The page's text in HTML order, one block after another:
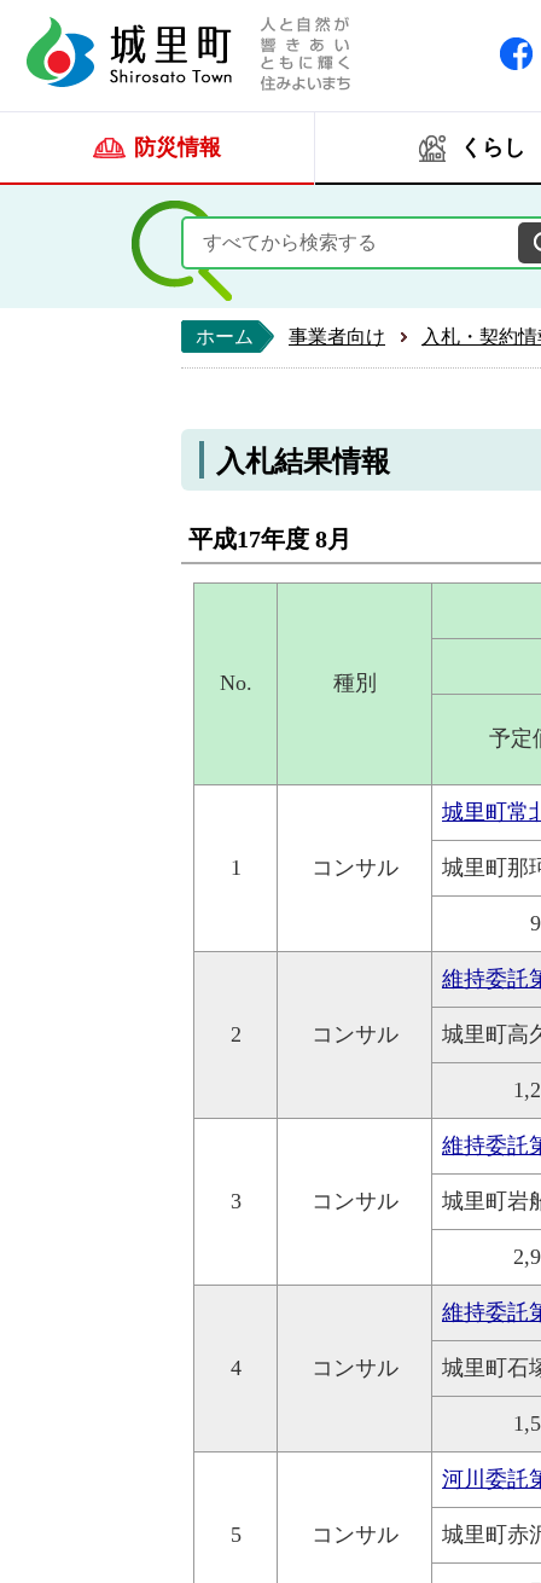
防災情報 くらし
ホーム 事業者向け 入札・契約
入札結果情報
平成17年度 8月
No. 種別
予定
1 コンサル
城里町常
城里町那
2 コンサル
維持委託
城里町高
3 コンサル
維持委託
城里町岩
4 コンサル
維持委託
城里町石
5 コンサル
河川委託
城里町赤